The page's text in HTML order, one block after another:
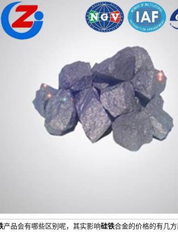
产品会有哪些区别呢，其实影响硅铁合金的价格的有几